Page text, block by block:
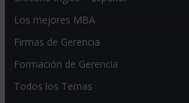
Los mejores MBA
Firmas de Gerencia
Formación de Gerencia
Todos los Temas